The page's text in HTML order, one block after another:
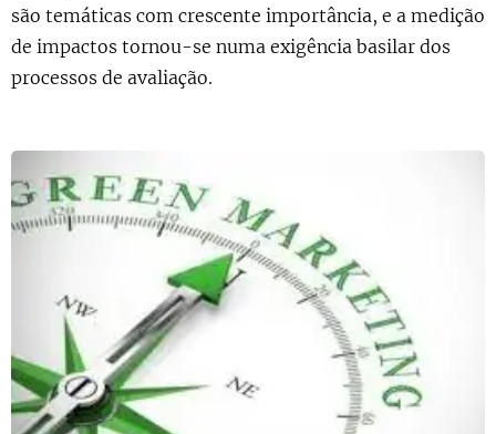
são temáticas com crescente importância, e a medição
de impactos tornou-se numa exigência basilar dos
processos de avaliação.